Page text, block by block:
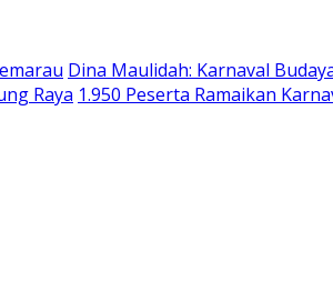
Dina Maulidah: Karnaval
Raya 1.950 Peserta Ramaikan